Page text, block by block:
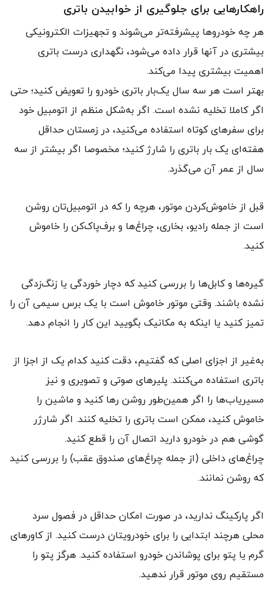
راهکارهایی برای جلوگیری از خوابیدن باتری
هر چه خودروها پیشرفته‌تر می‌شوند و تجهیزات الکترونیکی
بیشتری در آنها قرار داده می‌شود، نگهداری درست باتری
اهمیت بیشتری پیدا می‌کند.
بهتر است هر سه سال یک‌بار باتری خودرو را تعویض کنید؛ حتی
اگر کاملا تخلیه نشده است. اگر به‌شکل منظم از اتومبیل خود
برای سفرهای کوتاه استفاده می‌کنید، در زمستان حداقل
هفته‌ای یک بار باتری را شارژ کنید؛ مخصوصا اگر بیشتر از سه
سال از عمر آن می‌گذرد.
قبل از خاموش‌کردن موتور، هرچه را که در اتومبیل‌تان روشن
است از جمله رادیو، بخاری، چراغ‌ها و برف‌پاک‌کن را خاموش
کنید.
گیره‌ها و کابل‌ها را بررسی کنید که دچار خوردگی یا زنگ‌زدگی
نشده باشند. وقتی موتور خاموش است با یک برس سیمی آن را
تمیز کنید یا اینکه به مکانیک بگویید این کار را انجام دهد.
به‌غیر از اجزای اصلی که گفتیم، دقت کنید کدام یک از اجزا از
باتری استفاده می‌کنند. پلیرهای صوتی و تصویری و نیز
مسیریاب‌ها را اگر همین‌طور روشن رها کنید و ماشین را
خاموش کنید، ممکن است باتری را تخلیه کنند. اگر شارژر
گوشی هم در خودرو دارید اتصال آن را قطع کنید.
چراغ‌های داخلی (از جمله چراغ‌های صندوق عقب) را بررسی کنید
که روشن نمانند.
اگر پارکینگ ندارید، در صورت امکان حداقل در فصول سرد
محلی هرچند ابتدایی را برای خودرویتان درست کنید. از کاورهای
گرم یا پتو برای پوشاندن خودرو استفاده کنید. هرگز پتو را
مستقیم روی موتور قرار ندهید.